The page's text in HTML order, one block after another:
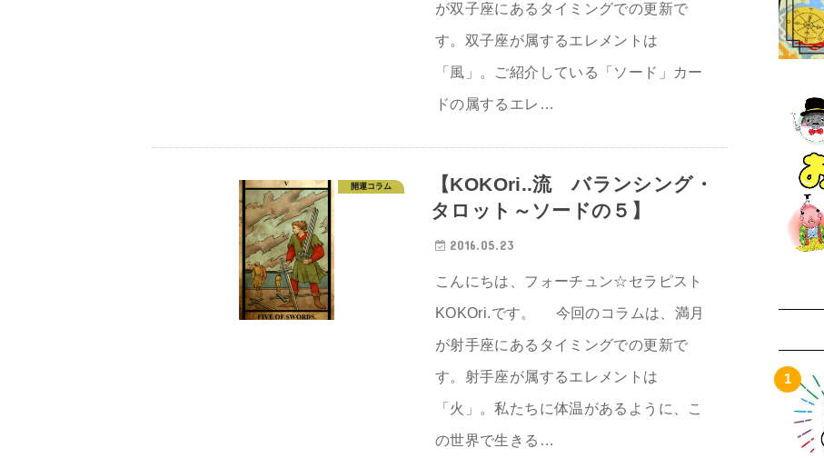
が双子座にあるタイミングでの更新で
す。双子座が属するエレメントは
「風」。ご紹介している「ソード」カー
ドの属するエレ…
開運コラム
【KOKOri..流 バランシング・
タロット～ソードの５】
2016.05.23
こんにちは、フォーチュン☆セラピスト
KOKOri.です。 今回のコラムは、満月
が射手座にあるタイミングでの更新で
す。射手座が属するエレメントは
「火」。私たちに体温があるように、こ
の世界で生きる…